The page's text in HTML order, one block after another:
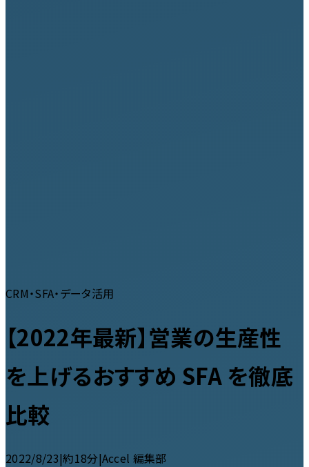
CRM・SFA・データ活用
【2022年最新】営業の生産性
を上げるおすすめ SFA を徹底
比較
2022/8/23|約18分|Accel 編集部